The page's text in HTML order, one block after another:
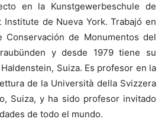
en la Kunstgewerbeschule de
de Nueva York. Trabajó en
Conservación de Monumentos del
y desde 1979 tiene su
Suiza. Es profesor en la
de la Università della Svizzera
Suiza, y ha sido profesor invitado
de todo el mundo.